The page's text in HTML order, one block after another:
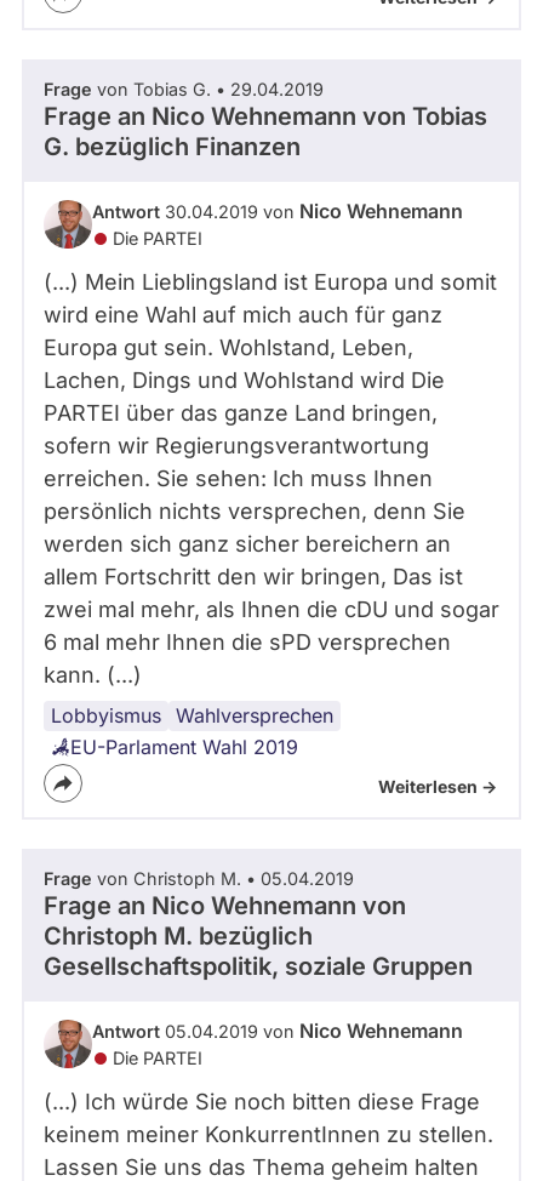
Frage von Tobias G. • 29.04.2019
Frage an Nico Wehnemann von Tobias
G. bezüglich Finanzen
Antwort 30.04.2019 von Nico Wehnemann
Die PARTEI
(...) Mein Lieblingsland ist Europa und somit
wird eine Wahl auf mich auch für ganz
Europa gut sein. Wohlstand, Leben,
Lachen, Dings und Wohlstand wird Die
PARTEI über das ganze Land bringen,
sofern wir Regierungsverantwortung
erreichen. Sie sehen: Ich muss Ihnen
persönlich nichts versprechen, denn Sie
werden sich ganz sicher bereichern an
allem Fortschritt den wir bringen, Das ist
zwei mal mehr, als Ihnen die cDU und sogar
6 mal mehr Ihnen die sPD versprechen
kann. (...)
Lobbyismus Wahlversprechen
Europawahl
Die
PARTEI
Nebeneinkünfte
EU-Parlament Wahl 2019
Weiterlesen ->
Frage von Christoph M. • 05.04.2019
Frage an Nico Wehnemann von
Christoph M. bezüglich
Gesellschaftspolitik, soziale Gruppen
Antwort 05.04.2019 von Nico Wehnemann
Die PARTEI
(...) Ich würde Sie noch bitten diese Frage
keinem meiner KonkurrentInnen zu stellen.
Lassen Sie uns das Thema geheim halten